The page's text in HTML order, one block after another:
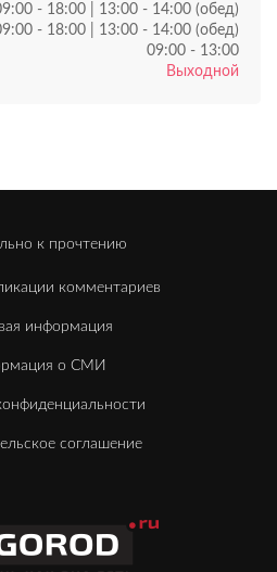
- 18:00 | 13:00 - 14:00 (обед)
- 18:00 | 13:00 - 14:00 (обед)
09:00 - 13:00
Выходной
к прочтению
комментариев
информация
о СМИ
соглашение